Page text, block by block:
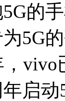
的
5G
vivo
启